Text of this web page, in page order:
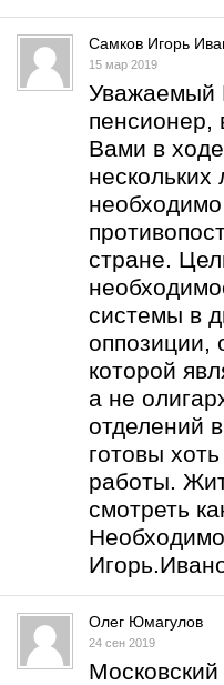
Самков Игорь
15 мар 2019
Уважаемый
пенсионер,
Вами в
стране.
системы в
оппозиции,
которой
а не
отделений
готовы
работы.
смотреть
Олег Юмагулов
24 сен 2019